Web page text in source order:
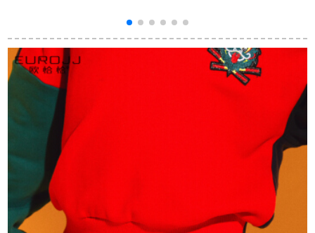
で、子供用の春と秋
の服装2019新型イジ
ットのボアダンプ
の厚手なコートwt
9176黄色130 cm